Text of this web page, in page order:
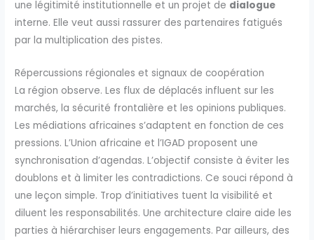
une légitimité institutionnelle et un projet de dialogue
interne. Elle veut aussi rassurer des partenaires fatigués
par la multiplication des pistes.
Répercussions régionales et signaux de coopération
La région observe. Les flux de déplacés influent sur les
marchés, la sécurité frontalière et les opinions publiques.
Les médiations africaines s’adaptent en fonction de ces
pressions. L’Union africaine et l’IGAD proposent une
synchronisation d’agendas. L’objectif consiste à éviter les
doublons et à limiter les contradictions. Ce souci répond à
une leçon simple. Trop d’initiatives tuent la visibilité et
diluent les responsabilités. Une architecture claire aide les
parties à hiérarchiser leurs engagements. Par ailleurs, des